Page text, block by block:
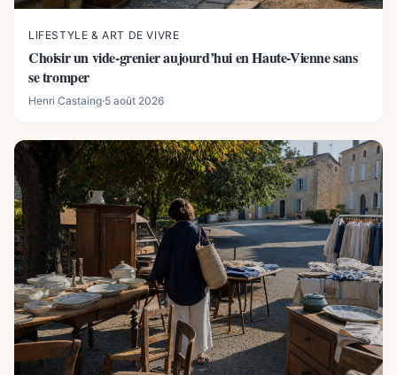
LIFESTYLE & ART DE VIVRE
Choisir un vide-grenier aujourd’hui en Haute-Vienne sans
se tromper
Henri Castaing·5 août 2026